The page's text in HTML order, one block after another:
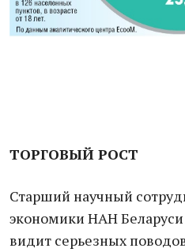
ТОРГОВЫЙ РОСТ
Старший научный
экономики НАН
видит серьезных